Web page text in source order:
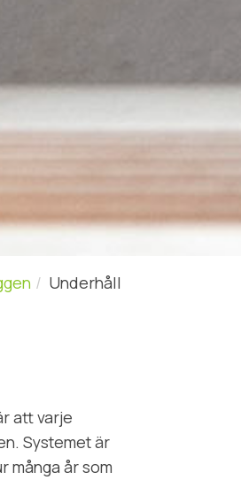
Underhåll
att varje
Systemet är
många år som